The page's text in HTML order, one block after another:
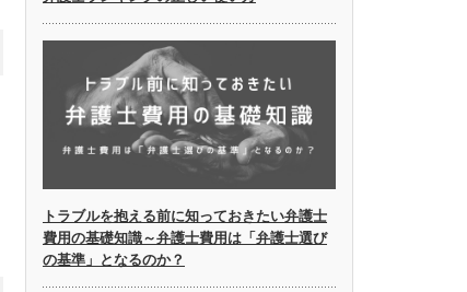
トラブルを抱える前に知っておきたい弁護士
費用の基礎知識～弁護士費用は「弁護士選び
の基準」となるのか？